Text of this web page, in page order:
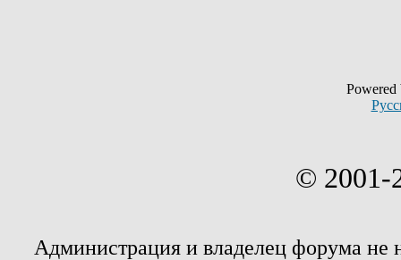
© 2001-
Администрация и владелец форума не